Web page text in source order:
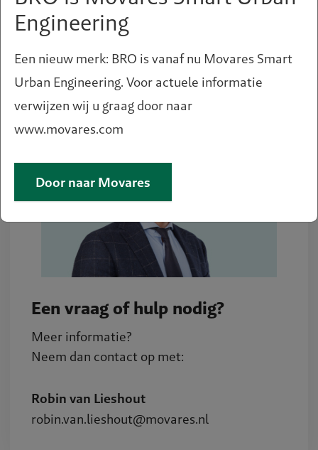
Een vraag of hulp nodig?
Meer informatie?
Neem dan contact op met:
Robin van Lieshout
robin.van.lieshout@movares.nl
Engineering
Een nieuw merk: BRO is vanaf nu Movares Smart
Urban Engineering. Voor actuele informatie
verwijzen wij u graag door naar
www.movares.com
Door naar Movares